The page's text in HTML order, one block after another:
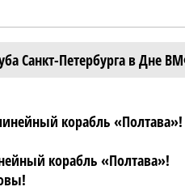
Санкт-Петербурга в Дне
корабль «Полтава»!